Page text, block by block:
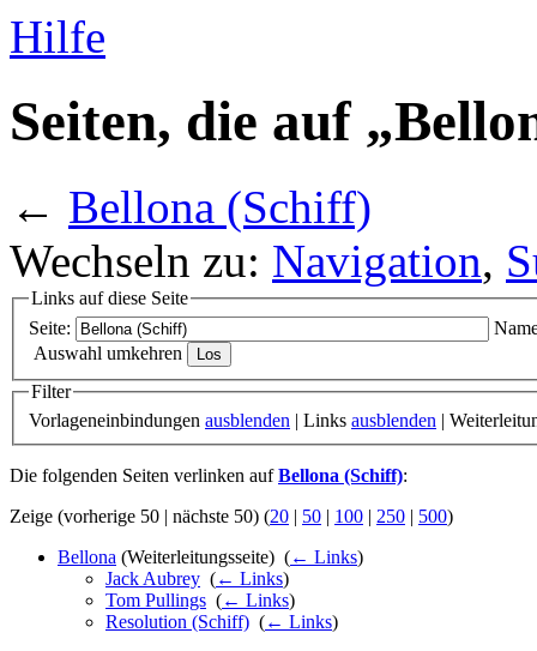
Hilfe
Seiten, die auf
← Bellona (Schiff)
Wechseln zu: Navigation,
Links auf diese Seite
Seite:
Auswahl umkehren
Filter
Vorlageneinbindungen ausblenden | Links ausblenden |
Die folgenden Seiten verlinken aufBellona (Schiff):
Zeige (vorherige 50 | nächste 50) (20 | 50 | 100 | 250 | 500)
Bellona (Weiterleitungsseite) ‎ (← Links)
Jack Aubrey (← Links)
Tom Pullings (← Links)
Resolution (Schiff) (← Links)